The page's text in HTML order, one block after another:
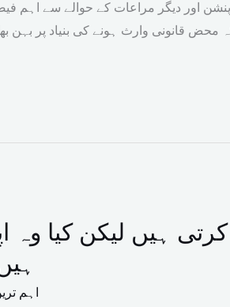
اور دیگر مراعات کے حوالے سے اہم
محض قانونی وارث ہونے کی بنیاد پر بہن
ہیں لیکن کیا وہ
اہم